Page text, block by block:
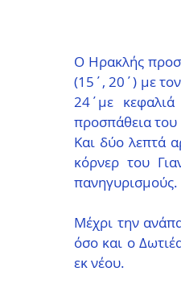
Ο Ηρακλής
(15΄, 20΄) με
24΄με
προσπάθεια
Και δύο λεπτά
κόρνερ του
πανηγυρισμούς.
Μέχρι την
όσο και ο
εκ νέου.